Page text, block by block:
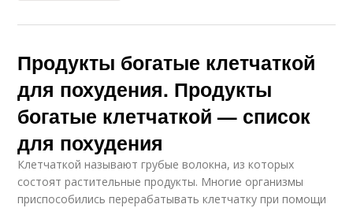
Продукты богатые клетчаткой
для похудения. Продукты
богатые клетчаткой — список
для похудения
Клетчаткой называют грубые волокна, из которых
состоят растительные продукты. Многие организмы
приспособились перерабатывать клетчатку при помощи